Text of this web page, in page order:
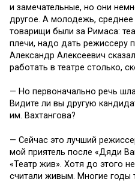
и замечательные, но они
другое. А молодежь,
товарищи были за Римаса:
плечи, надо дать режиссеру
Александр Алексеевич
работать в театре столько,
— Но первоначально речь
Видите ли вы другую
им. Вахтангова?
— Сейчас это лучший
мой приятель после «Дяди
«Театр жив». Хотя до этого
считали живым. Многие